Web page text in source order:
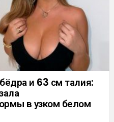
и 63 см талия:
в узком белом